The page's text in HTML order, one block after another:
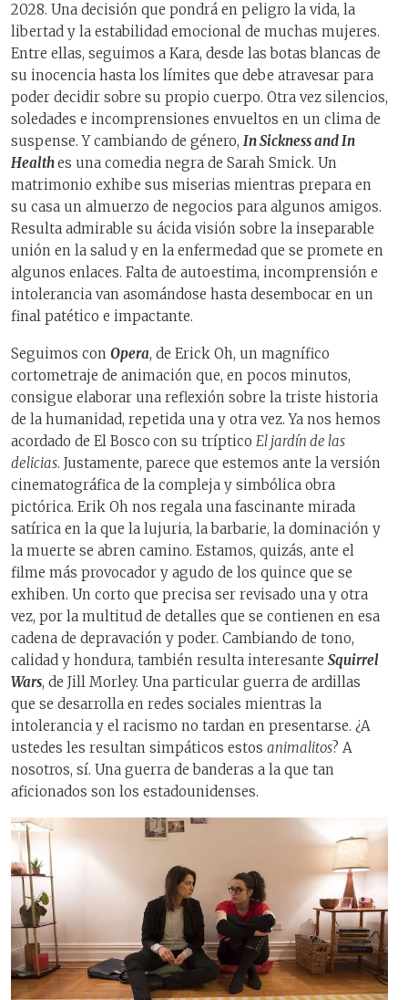
2028. Una decisión que pondrá en peligro la vida, la
libertad y la estabilidad emocional de muchas mujeres.
Entre ellas, seguimos a Kara, desde las botas blancas de
su inocencia hasta los límites que debe atravesar para
poder decidir sobre su propio cuerpo. Otra vez silencios,
soledades e incomprensiones envueltos en un clima de
suspense. Y cambiando de género, In Sickness and In
Healthes una comedia negra de Sarah Smick. Un
matrimonio exhibe sus miserias mientras prepara en
su casa un almuerzo de negocios para algunos amigos.
Resulta admirable su ácida visión sobre la inseparable
unión en la salud y en la enfermedad que se promete en
algunos enlaces. Falta de autoestima, incomprensión e
intolerancia van asomándose hasta desembocar en un
final patético e impactante.
Seguimos con Opera, de Erick Oh, un magnífico
cortometraje de animación que, en pocos minutos,
consigue elaborar una reflexión sobre la triste historia
de la humanidad, repetida una y otra vez. Ya nos hemos
acordado de El Bosco con su tríptico El jardín de las
delicias. Justamente, parece que estemos ante la versión
cinematográfica de la compleja y simbólica obra
pictórica. Erik Oh nos regala una fascinante mirada
satírica en la que la lujuria, la barbarie, la dominación y
la muerte se abren camino. Estamos, quizás, ante el
filme más provocador y agudo de los quince que se
exhiben. Un corto que precisa ser revisado una y otra
vez, por la multitud de detalles que se contienen en esa
cadena de depravación y poder. Cambiando de tono,
calidad y hondura, también resulta interesante Squirrel
Wars, de Jill Morley. Una particular guerra de ardillas
que se desarrolla en redes sociales mientras la
intolerancia y el racismo no tardan en presentarse. ¿A
ustedes les resultan simpáticos estos animalitos? A
nosotros, sí. Una guerra de banderas a la que tan
aficionados son los estadounidenses.